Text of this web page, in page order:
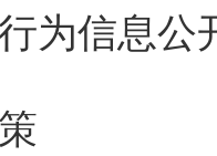
为信息公